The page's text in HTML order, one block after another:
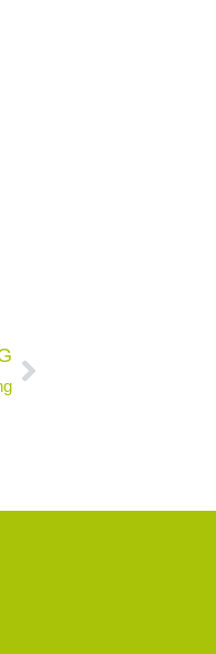
Nächster